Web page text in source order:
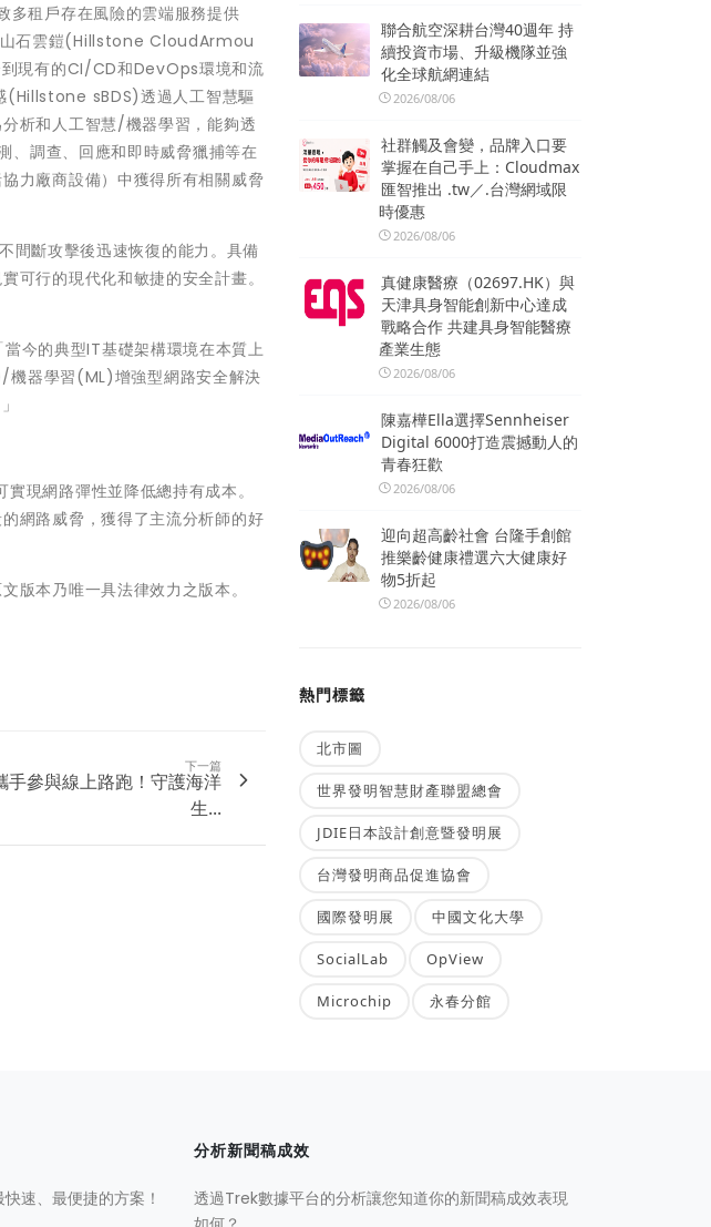
多租戶存在風險的雲端服務提供
山石雲鎧(Hillstone CloudArmou
現有的CI/CD和DevOps環境和流
(Hillstone sBDS)透過人工智慧驅
析和人工智慧/機器學習，能夠透
調查、回應和即時威脅獵捕等在
力廠商設備）中獲得所有相關威脅
間斷攻擊後迅速恢復的能力。具備
可行的現代化和敏捷的安全計畫。
的典型IT基礎架構環境在本質上
機器學習(ML)增強型網路安全解決
現網路彈性並降低總持有成本。
網路威脅，獲得了主流分析師的好
版本乃唯一具法律效力之版本。
下一篇
手參與線上路跑！守護海洋
生...
聯合航空深耕台灣40週年 持
續投資市場、升級機隊並強
化全球航網連結
2026/08/06
社群觸及會變，品牌入口要
掌握在自己手上：Cloudmax
匯智推出 .tw／.台灣網域限
時優惠
2026/08/06
真健康醫療（02697.HK）與
天津具身智能創新中心達成
戰略合作 共建具身智能醫療
產業生態
2026/08/06
陳嘉樺Ella選擇Sennheiser
Digital 6000打造震撼動人的
青春狂歡
2026/08/06
迎向超高齡社會 台隆手創館
推樂齡健康禮選六大健康好
物5折起
2026/08/06
熱門標籤
北市圖
世界發明智慧財產聯盟總會
JDIE日本設計創意暨發明展
台灣發明商品促進協會
國際發明展 中國文化大學
SocialLab OpView
Microchip 永春分館
速、最便捷的方案！
分析新聞稿成效
透過Trek數據平台的分析讓您知道你的新聞稿成效表現